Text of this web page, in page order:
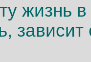
жизнь
зависит